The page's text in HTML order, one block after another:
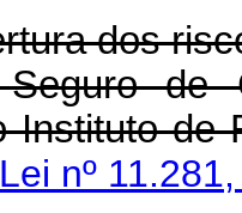
dos
de
Instituto de
nº